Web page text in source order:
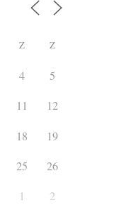
Z Z
4 5
11 12
18 19
25 26
1 2